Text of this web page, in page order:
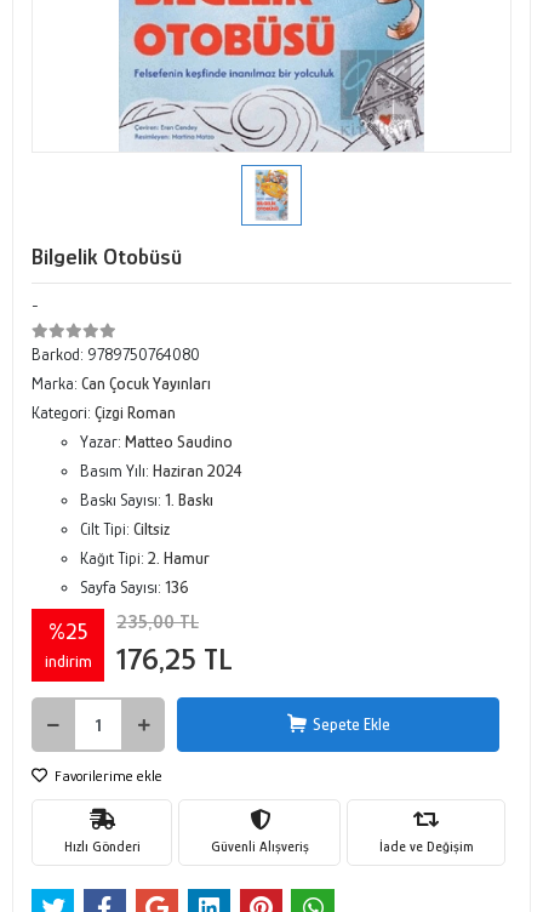
Bilgelik Otobüsü
-
Barkod: 9789750764080
Marka: Can Çocuk Yayınları
Kategori: Çizgi Roman
Yazar: Matteo Saudino
Basım Yılı: Haziran 2024
Baskı Sayısı: 1. Baskı
Cilt Tipi: Ciltsiz
Kağıt Tipi: 2. Hamur
Sayfa Sayısı: 136
%25
indirim
235,00 TL
176,25 TL
Sepete Ekle
Favorilerime ekle
Hızlı Gönderi Güvenli Alışveriş İade ve Değişim